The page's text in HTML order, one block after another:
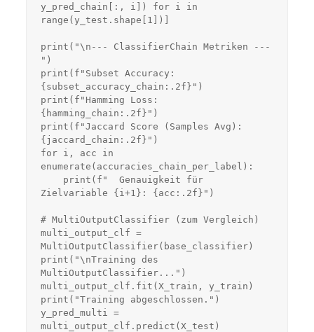
y_pred_chain[:, i]) for i in
range(y_test.shape[1])]
print("\n--- ClassifierChain Metriken ---
")
print(f"Subset Accuracy:
{subset_accuracy_chain:.2f}")
print(f"Hamming Loss:
{hamming_chain:.2f}")
print(f"Jaccard Score (Samples Avg):
{jaccard_chain:.2f}")
for i, acc in
enumerate(accuracies_chain_per_label):
Zielvariable {i+1}: {acc:.2f}")
# MultiOutputClassifier (zum Vergleich)
multi_output_clf =
MultiOutputClassifier(base_classifier)
print("\nTraining des
MultiOutputClassifier...")
multi_output_clf.fit(X_train, y_train)
print("Training abgeschlossen.")
y_pred_multi =
multi_output_clf.predict(X_test)